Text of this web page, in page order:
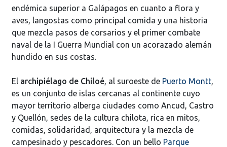
endémica superior a Galápagos en cuanto a flora y
aves, langostas como principal comida y una historia
que mezcla pasos de corsarios y el primer combate
naval de la I Guerra Mundial con un acorazado alemán
hundido en sus costas.
El archipiélago de Chiloé, al suroeste de Puerto Montt,
es un conjunto de islas cercanas al continente cuyo
mayor territorio alberga ciudades como Ancud, Castro
y Quellón, sedes de la cultura chilota, rica en mitos,
comidas, solidaridad, arquitectura y la mezcla de
campesinado y pescadores. Con un bello Parque